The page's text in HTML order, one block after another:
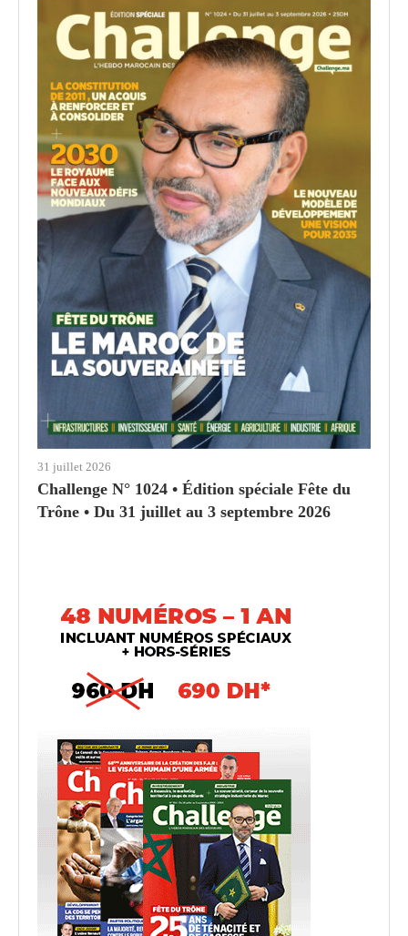
31 juillet 2026
Challenge N° 1024 • Édition spéciale Fête du
Trône • Du 31 juillet au 3 septembre 2026